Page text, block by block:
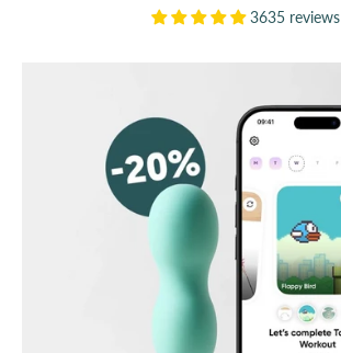
3635 reviews